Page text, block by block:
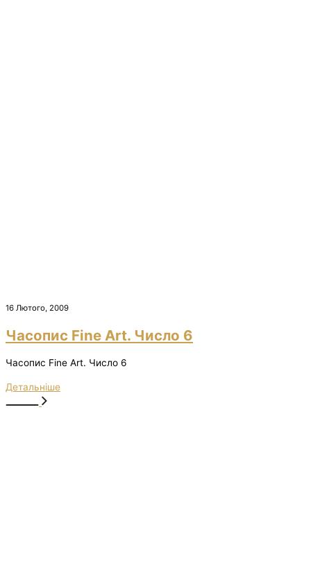
16 Лютого, 2009
Часопис Fine Art. Число 6
Часопис Fine Art. Число 6
Детальніше